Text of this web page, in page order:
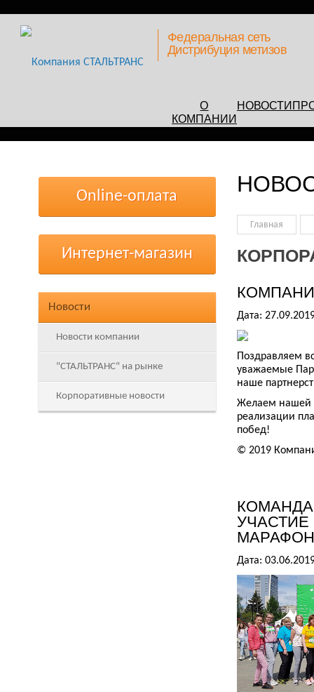
Федеральная сеть
Дистрибуция метизов
О
КОМПАНИИ
НОВОСТИ
Online-оплата
Интернет-магазин
Новости
Новости компании
"СТАЛЬТРАНС" на рынке
Корпоративные новости
Главная
Дата:
Поздравляем
уважаемые
наше
Желаем нашей
реализации
побед!
© 2019
УЧАСТИЕ
Дата: